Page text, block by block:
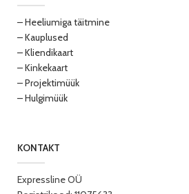
– Heeliumiga täitmine
– Kauplused
– Kliendikaart
– Kinkekaart
– Projektimüük
– Hulgimüük
KONTAKT
Expressline OÜ